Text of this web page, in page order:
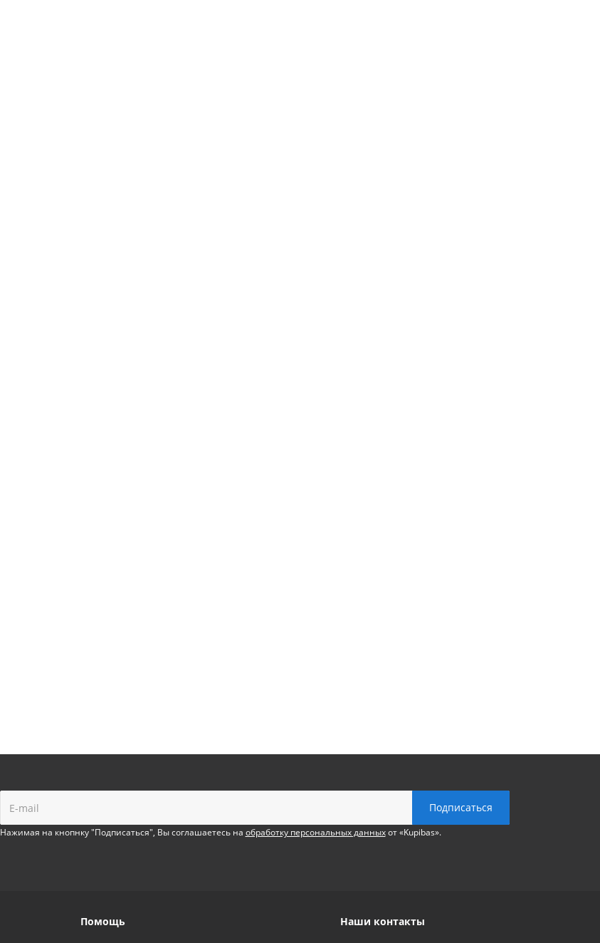
Нажимая на кнопнку "Подписаться", Вы соглашаетесь на обработку персональных данныхот «Kupibas».
Помощь Наши контакты